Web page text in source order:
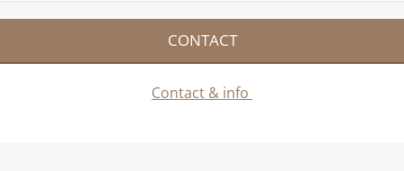
CONTACT
Contact & info